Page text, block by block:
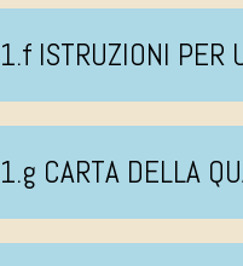
ISTRUZIONI PER
CARTA DELLA